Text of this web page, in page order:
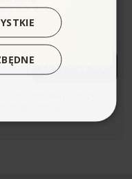
jako pierwszy.
Zapisuję się!
W tym celu należy
prawnej.
z o.o. sp. k.
politykę